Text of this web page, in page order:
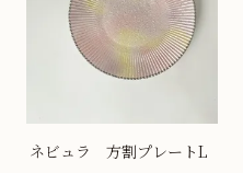
ネビュラ 方割プレートL